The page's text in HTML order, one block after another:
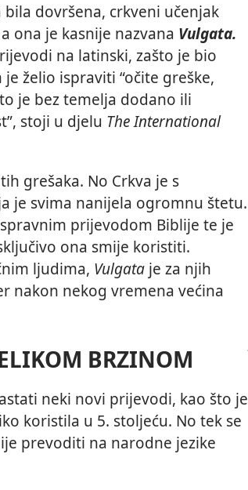
dovršena, crkveni učenjak
ona je kasnije nazvana Vulgata.
na latinski, zašto je bio
želio ispraviti “očite greške,
je bez temelja dodano ili
stoji u djelu The International
grešaka. No Crkva je s
je svima nanijela ogromnu štetu.
prijevodom Biblije te je
ona smije koristiti.
ljudima, Vulgata je za njih
nakon nekog vremena većina
BRZINOM
neki novi prijevodi, kao što je
koristila u 5. stoljeću. No tek se
prevoditi na narodne jezike